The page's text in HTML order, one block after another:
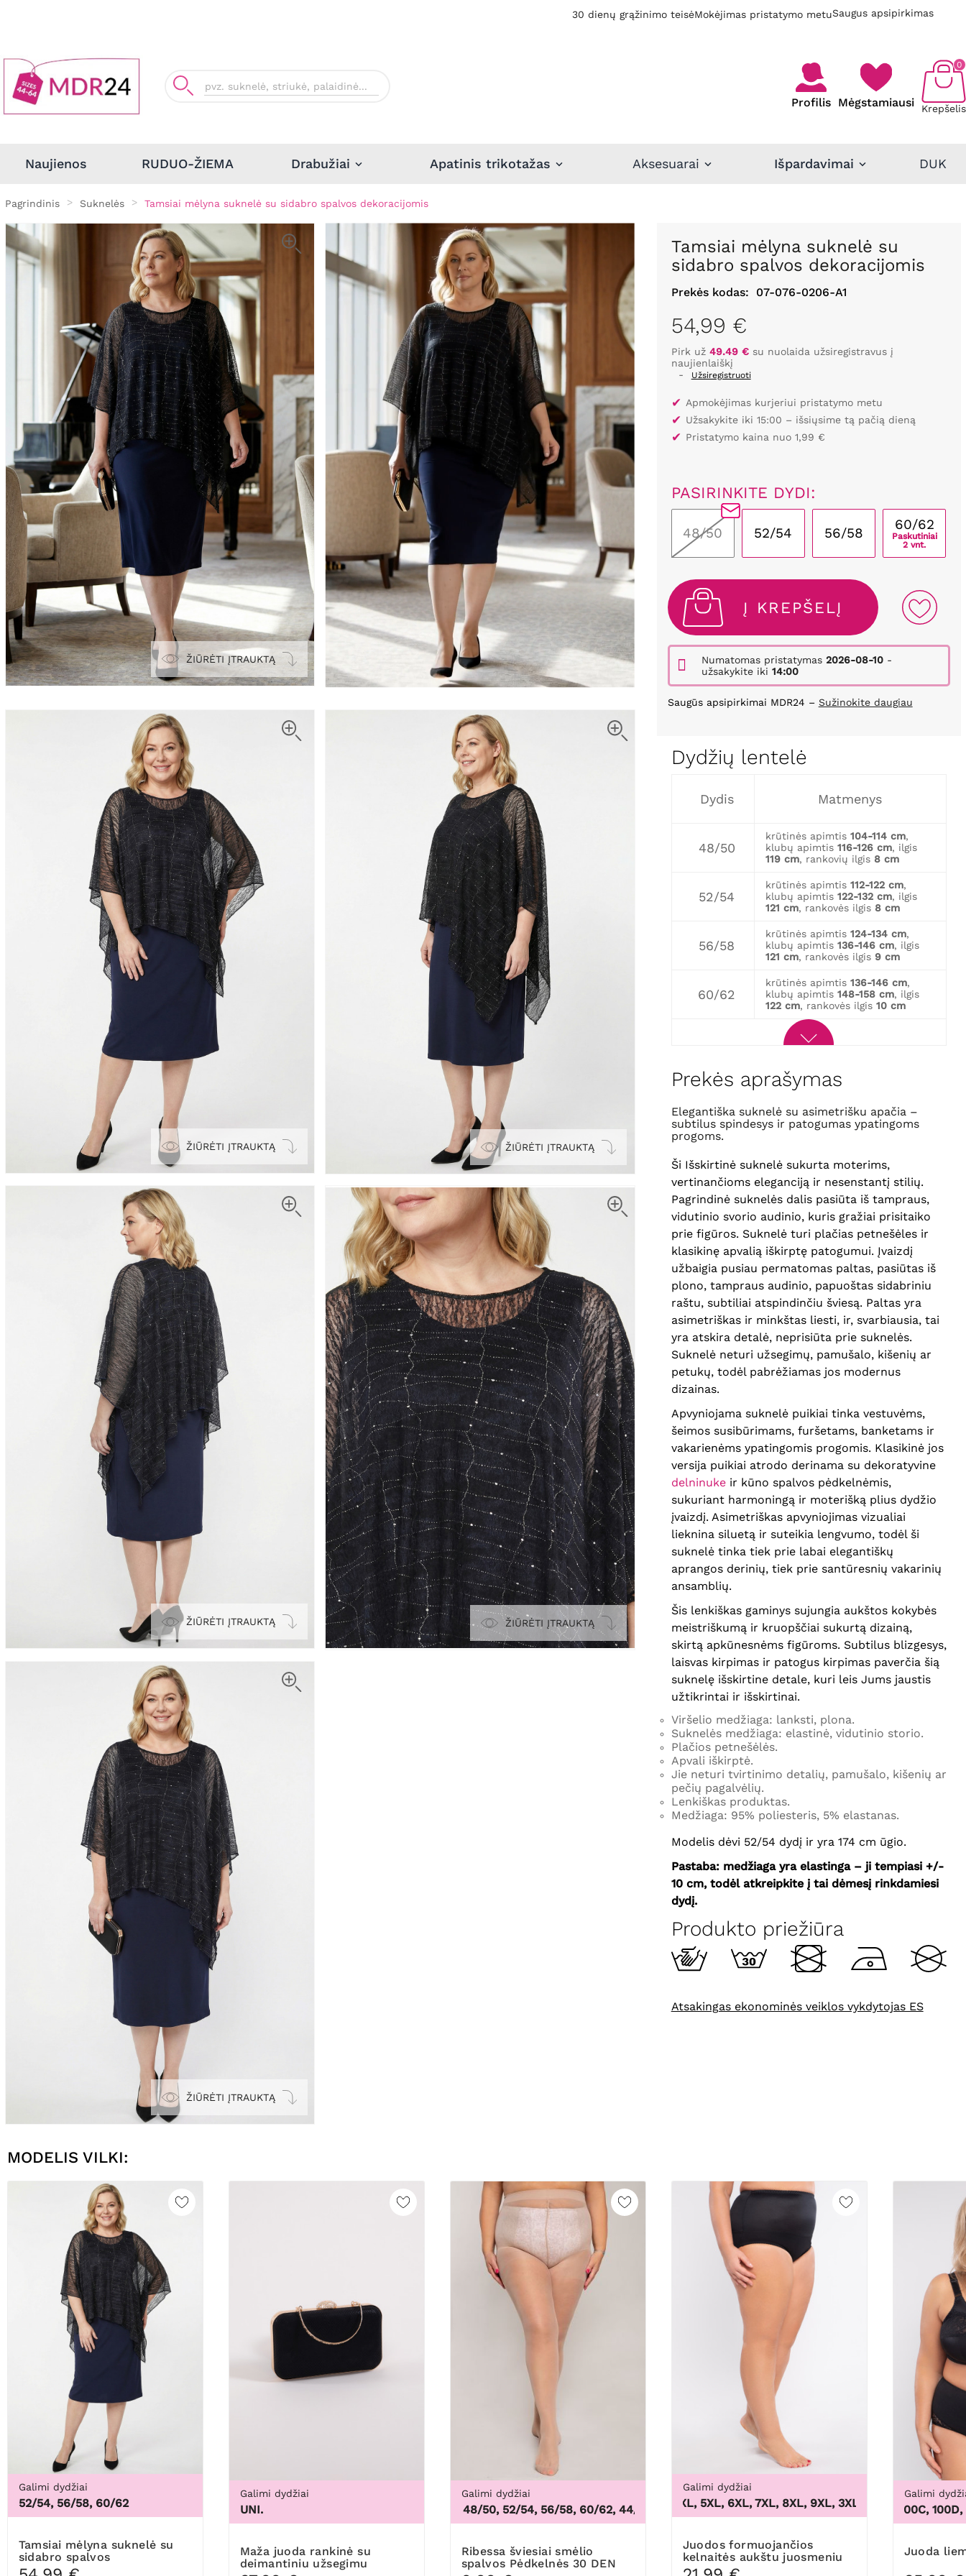
30 dienų grąžinimo teisėMokėjimas pristatymo metuSaugus apsipirkimas
Profilis Mėgstamiausi Krepšelis
0
Naujienos RUDUO-ŽIEMA Drabužiai Apatinis trikotažas Aksesuarai Išpardavimai DUK
Pagrindinis Suknelės Tamsiai mėlyna suknelė su sidabro spalvos dekoracijomis
ŽIŪRĖTI ĮTRAUKTĄ
ŽIŪRĖTI ĮTRAUKTĄ ŽIŪRĖTI ĮTRAUKTĄ
ŽIŪRĖTI ĮTRAUKTĄ ŽIŪRĖTI ĮTRAUKTĄ
ŽIŪRĖTI ĮTRAUKTĄ
Tamsiai mėlyna suknelė su
sidabro spalvos dekoracijomis
Prekės kodas: 07-076-0206-A1
54,99 €
Pirk už 49.49 €su nuolaida užsiregistravus į
naujienlaiškį
-
Užsiregistruoti
✔ Apmokėjimas kurjeriui pristatymo metu
✔ Užsakykite iki 15:00 – išsiųsime tą pačią dieną
✔ Pristatymo kaina nuo 1,99 €
PASIRINKITE DYDI:
48/50 52/54 56/58
60/62
Paskutiniai
2 vnt.
Į KREPŠELĮ
Numatomas pristatymas 2026-08-10-
užsakykite iki 14:00
Saugūs apsipirkimai MDR24 – Sužinokite daugiau
Dydžių lentelė
Dydis Matmenys
48/50
krūtinės apimtis 104-114 cm,
klubų apimtis 116-126 cm, ilgis
119 cm, rankovių ilgis 8 cm
52/54
krūtinės apimtis 112-122 cm,
klubų apimtis 122-132 cm, ilgis
121 cm, rankovės ilgis 8 cm
56/58
krūtinės apimtis 124-134 cm,
klubų apimtis 136-146 cm, ilgis
121 cm, rankovės ilgis 9 cm
60/62
krūtinės apimtis 136-146 cm,
klubų apimtis 148-158 cm, ilgis
122 cm, rankovės ilgis 10 cm
Prekės aprašymas
Elegantiška suknelė su asimetrišku apačia –
subtilus spindesys ir patogumas ypatingoms
progoms.
Ši Išskirtinė suknelė sukurta moterims,
vertinančioms eleganciją ir nesenstantį stilių.
Pagrindinė suknelės dalis pasiūta iš tampraus,
vidutinio svorio audinio, kuris gražiai prisitaiko
prie figūros. Suknelė turi plačias petnešėles ir
klasikinę apvalią iškirptę patogumui. Įvaizdį
užbaigia pusiau permatomas paltas, pasiūtas iš
plono, tampraus audinio, papuoštas sidabriniu
raštu, subtiliai atspindinčiu šviesą. Paltas yra
asimetriškas ir minkštas liesti, ir, svarbiausia, tai
yra atskira detalė, neprisiūta prie suknelės.
Suknelė neturi užsegimų, pamušalo, kišenių ar
petukų, todėl pabrėžiamas jos modernus
dizainas.
Apvyniojama suknelė puikiai tinka vestuvėms,
šeimos susibūrimams, furšetams, banketams ir
vakarienėms ypatingomis progomis. Klasikinė jos
versija puikiai atrodo derinama su dekoratyvine
delninukeir kūno spalvos pėdkelnėmis,
sukuriant harmoningą ir moterišką plius dydžio
įvaizdį. Asimetriškas apvyniojimas vizualiai
lieknina siluetą ir suteikia lengvumo, todėl ši
suknelė tinka tiek prie labai elegantiškų
aprangos derinių, tiek prie santūresnių vakarinių
ansamblių.
Šis lenkiškas gaminys sujungia aukštos kokybės
meistriškumą ir kruopščiai sukurtą dizainą,
skirtą apkūnesnėms figūroms. Subtilus blizgesys,
laisvas kirpimas ir patogus kirpimas paverčia šią
suknelę išskirtine detale, kuri leis Jums jaustis
užtikrintai ir išskirtinai.
Viršelio medžiaga: lanksti, plona.
Suknelės medžiaga: elastinė, vidutinio storio.
Plačios petnešėlės.
Apvali iškirptė.
Jie neturi tvirtinimo detalių, pamušalo, kišenių ar
pečių pagalvėlių.
Lenkiškas produktas.
Medžiaga: 95% poliesteris, 5% elastanas.
Modelis dėvi 52/54 dydį ir yra 174 cm ūgio.
Pastaba: medžiaga yra elastinga – ji tempiasi +/-
10 cm, todėl atkreipkite į tai dėmesį rinkdamiesi
dydį.
Produkto priežiūra
Atsakingas ekonominės veiklos vykdytojas ES
MODELIS VILKI:
Galimi dydžiai
52/54, 56/58, 60/62
Tamsiai mėlyna suknelė su
sidabro spalvos
dekoracijomis
Galimi dydžiai
UNI.
Maža juoda rankinė su
deimantiniu užsegimu
Galimi dydžiai
44/46, 48/50, 52/54, 56/58, 60/62,44/46, 48/50, 52/54, 56/58, 60/62
Ribessa šviesiai smėlio
spalvos Pėdkelnės 30 DEN
Galimi dydžiai
3XL, 4XL, 5XL, 6XL, 7XL, 8XL, 9XL,3XL, 4XL, 5XL, 6XL, 7XL,
Juodos formuojančios
kelnaitės aukštu juosmeniu
Galimi
100B, 100C, 100D,
Juoda